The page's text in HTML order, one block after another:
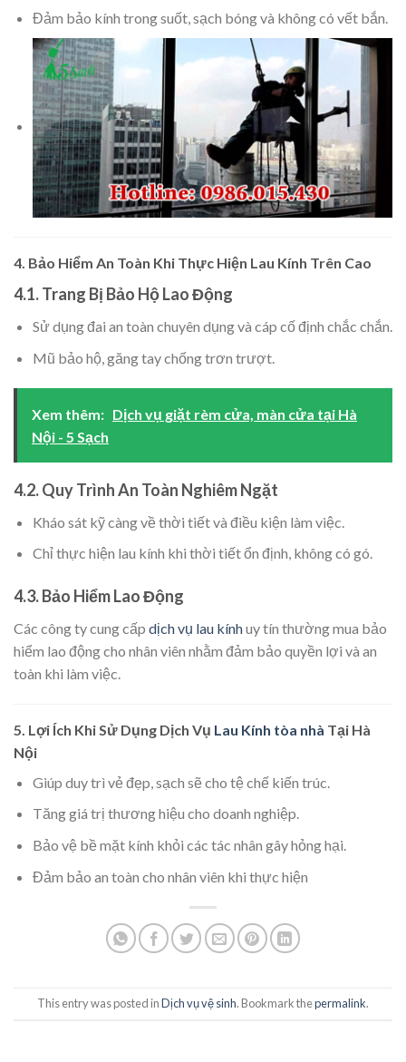
Đảm bảo kính trong suốt, sạch bóng và không có vết bắn.
4. Bảo Hiểm An Toàn Khi Thực Hiện Lau Kính Trên Cao
4.1. Trang Bị Bảo Hộ Lao Động
Sử dụng đai an toàn chuyên dụng và cáp cố định chắc chắn.
Mũ bảo hộ, găng tay chống trơn trượt.
Xem thêm: Dịch vụ giặt rèm cửa, màn cửa tại Hà
Nội - 5 Sạch
4.2. Quy Trình An Toàn Nghiêm Ngặt
Kháo sát kỹ càng về thời tiết và điều kiện làm việc.
Chỉ thực hiện lau kính khi thời tiết ổn định, không có gó.
4.3. Bảo Hiểm Lao Động
Các công ty cung cấp dịch vụ lau kínhuy tín thường mua bảo
hiểm lao động cho nhân viên nhằm đảm bảo quyền lợi và an
toàn khi làm việc.
5. Lợi Ích Khi Sử Dụng Dịch Vụ Lau Kính tòa nhà Tại Hà
Nội
Giúp duy trì vẻ đẹp, sạch sẽ cho tệ chế kiến trúc.
Tăng giá trị thương hiệu cho doanh nghiệp.
Bảo vệ bề mặt kính khỏi các tác nhân gây hỏng hại.
Đảm bảo an toàn cho nhân viên khi thực hiện
This entry was posted inDịch vụ vệ sinh. Bookmark thepermalink.